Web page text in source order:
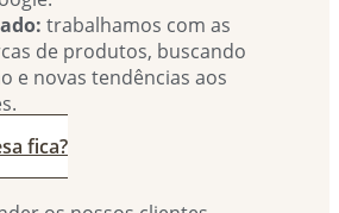
trabalhamos com as
de produtos, buscando
e novas tendências aos
fica?